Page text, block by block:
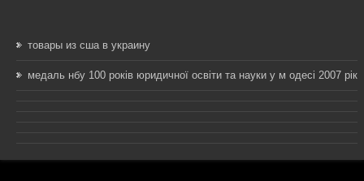
товары из сша в украину
медаль нбу 100 років юридичної освіти та науки у м одесі 2007 рік